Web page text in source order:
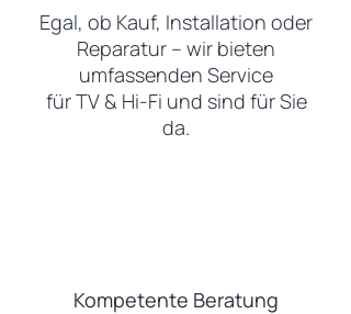
Egal, ob Kauf, Installation oder
Reparatur – wir bieten
umfassenden Service
für TV & Hi-Fi und sind für Sie
da.
Kompetente Beratung